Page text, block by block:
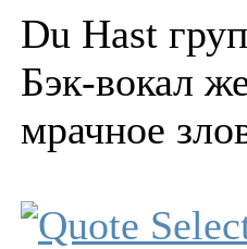
Du Hast
Бэк-вокал
мрачное